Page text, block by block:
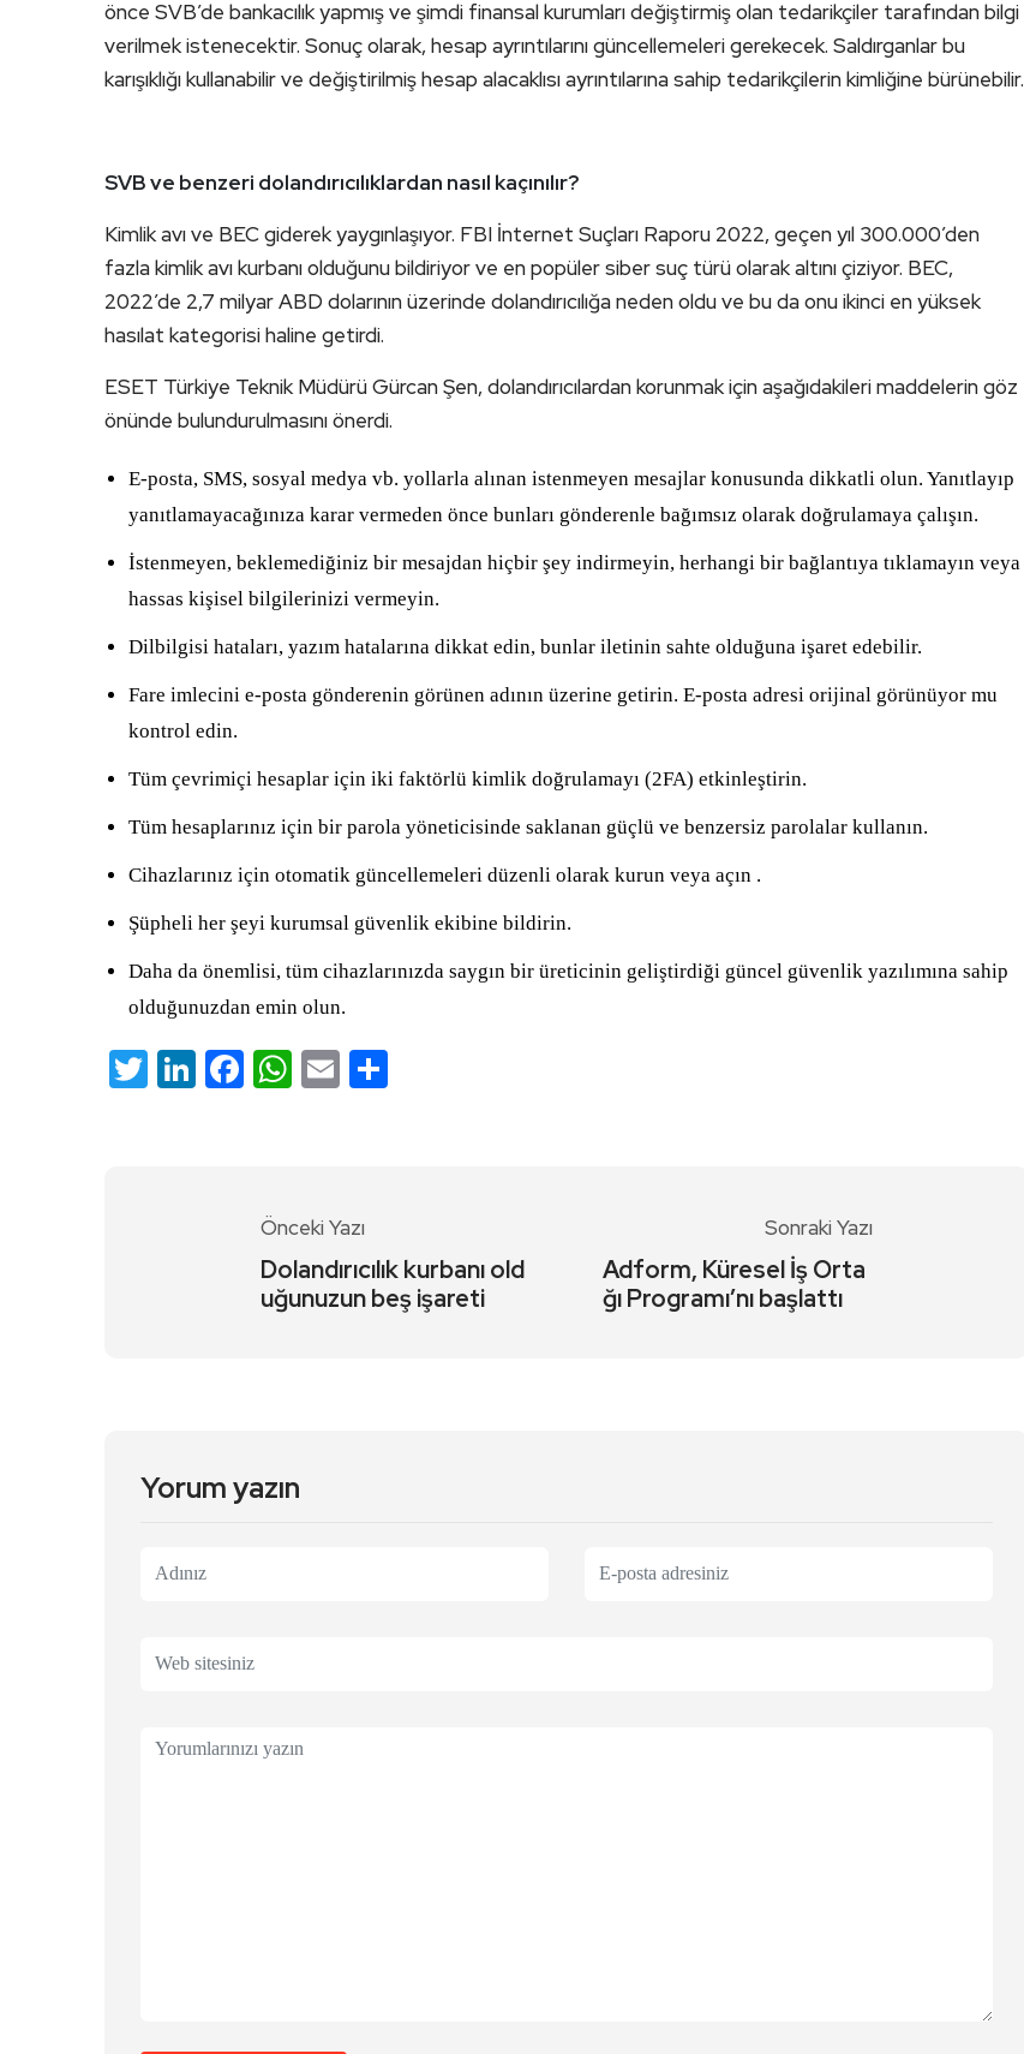
önce SVB’de bankacılık yapmış ve şimdi finansal kurumları değiştirmiş olan tedarikçiler tarafından bilgi
verilmek istenecektir. Sonuç olarak, hesap ayrıntılarını güncellemeleri gerekecek. Saldırganlar bu
karışıklığı kullanabilir ve değiştirilmiş hesap alacaklısı ayrıntılarına sahip tedarikçilerin kimliğine bürünebilir.
SVB ve benzeri dolandırıcılıklardan nasıl kaçınılır?
Kimlik avı ve BEC giderek yaygınlaşıyor. FBI İnternet Suçları Raporu 2022, geçen yıl 300.000’den
fazla kimlik avı kurbanı olduğunu bildiriyor ve en popüler siber suç türü olarak altını çiziyor. BEC,
2022’de 2,7 milyar ABD dolarının üzerinde dolandırıcılığa neden oldu ve bu da onu ikinci en yüksek
hasılat kategorisi haline getirdi.
ESET Türkiye Teknik Müdürü Gürcan Şen, dolandırıcılardan korunmak için aşağıdakileri maddelerin göz
önünde bulundurulmasını önerdi.
E-posta, SMS, sosyal medya vb. yollarla alınan istenmeyen mesajlar konusunda dikkatli olun. Yanıtlayıp
yanıtlamayacağınıza karar vermeden önce bunları gönderenle bağımsız olarak doğrulamaya çalışın.
İstenmeyen, beklemediğiniz bir mesajdan hiçbir şey indirmeyin, herhangi bir bağlantıya tıklamayın veya
hassas kişisel bilgilerinizi vermeyin.
Dilbilgisi hataları, yazım hatalarına dikkat edin, bunlar iletinin sahte olduğuna işaret edebilir.
Fare imlecini e-posta gönderenin görünen adının üzerine getirin. E-posta adresi orijinal görünüyor mu
kontrol edin.
Tüm çevrimiçi hesaplar için iki faktörlü kimlik doğrulamayı (2FA) etkinleştirin.
Tüm hesaplarınız için bir parola yöneticisinde saklanan güçlü ve benzersiz parolalar kullanın.
Cihazlarınız için otomatik güncellemeleri düzenli olarak kurun veya açın .
Şüpheli her şeyi kurumsal güvenlik ekibine bildirin.
Daha da önemlisi, tüm cihazlarınızda saygın bir üreticinin geliştirdiği güncel güvenlik yazılımına sahip
olduğunuzdan emin olun.
Twitter
LinkedIn
Facebook
WhatsApp
Email
Önceki Yazı
Dolandırıcılık kurbanı old
uğunuzun beş işareti
Sonraki Yazı
Adform, Küresel İş Orta
ğı Programı’nı başlattı
Yorum yazın